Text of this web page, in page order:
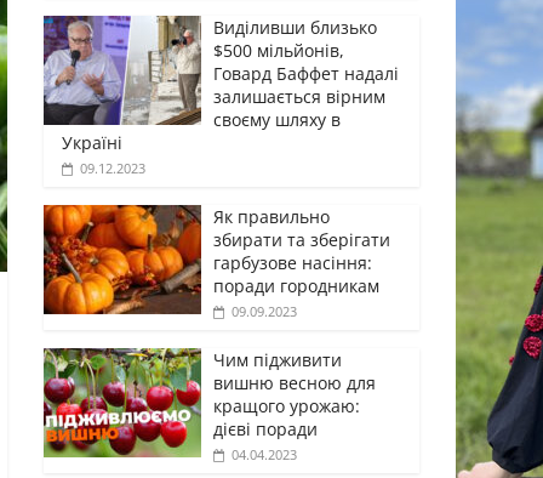
Виділивши близько
$500 мільйонів,
Говард Баффет надалі
залишається вірним
своєму шляху в
Україні
09.12.2023
Як правильно
збирати та зберігати
гарбузове насіння:
поради городникам
09.09.2023
Чим підживити
вишню весною для
кращого урожаю:
дієві поради
04.04.2023